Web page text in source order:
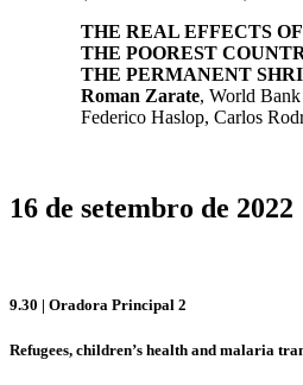
THE REAL EFFECTS
THE POOREST
THE PERMANENT
Roman Zarate, World
Federico Haslop, Carlos
16 de setembro de 2022
9.30 | Oradora Principal 2
Refugees, children’s health and malaria